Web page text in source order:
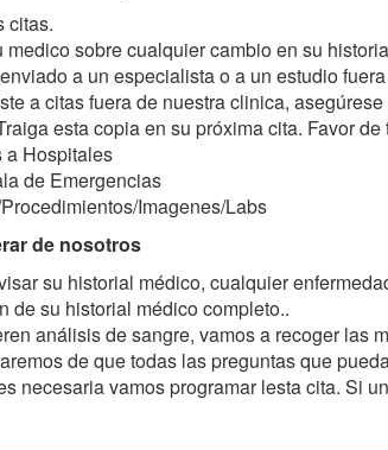
citas.
medico sobre cualquier cambio en su
a un especialista o a un estudio
a citas fuera de nuestra clinica,
esta copia en su próxima cita. Favor
a Hospitales
de Emergencias
Imagenes/Labs
de nosotros
su historial médico, cualquier
de su historial médico completo..
análisis de sangre, vamos a recoger las
de que todas las preguntas que
necesaria vamos programar lesta cita. Si